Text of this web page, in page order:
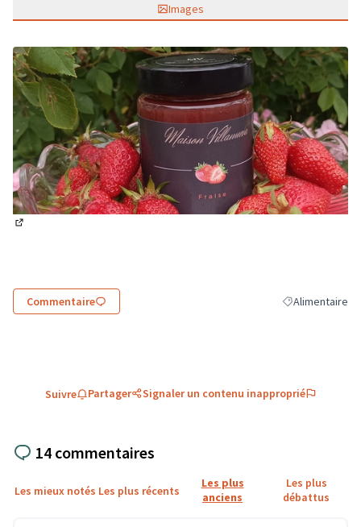
Images
Commentaire Filtrer les
Alimentaire
Suivre Partager Signaler un contenu inapproprié
14 commentaires
Les mieux notés Les plus récents
Les plus
anciens
Les plus
débattus